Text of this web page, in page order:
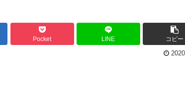
Pocket LINE コピー